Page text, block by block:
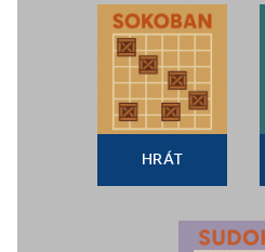
HRÁT